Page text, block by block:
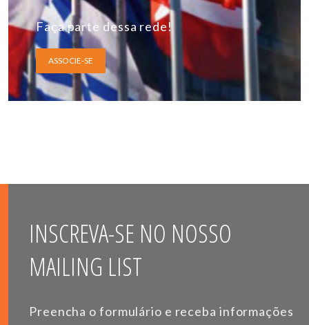
Faça parte dessa rede!
ASSOCIE-SE
INSCREVA-SE NO NOSSO
MAILING LIST
Preencha o formulário e receba informações